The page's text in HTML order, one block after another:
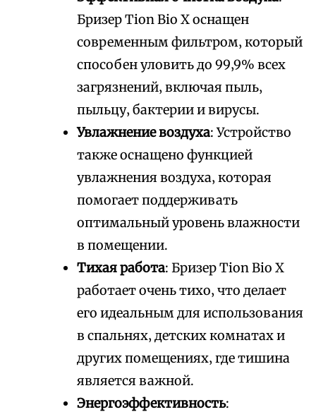
Бризер Tion Bio X оснащен
современным фильтром‚ который
способен уловить до 99‚9% всех
загрязнений‚ включая пыль‚
пыльцу‚ бактерии и вирусы.
Увлажнение воздуха: Устройство
также оснащено функцией
увлажнения воздуха‚ которая
помогает поддерживать
оптимальный уровень влажности
в помещении.
Тихая работа: Бризер Tion Bio X
работает очень тихо‚ что делает
его идеальным для использования
в спальнях‚ детских комнатах и
других помещениях‚ где тишина
является важной.
Энергоэффективность: